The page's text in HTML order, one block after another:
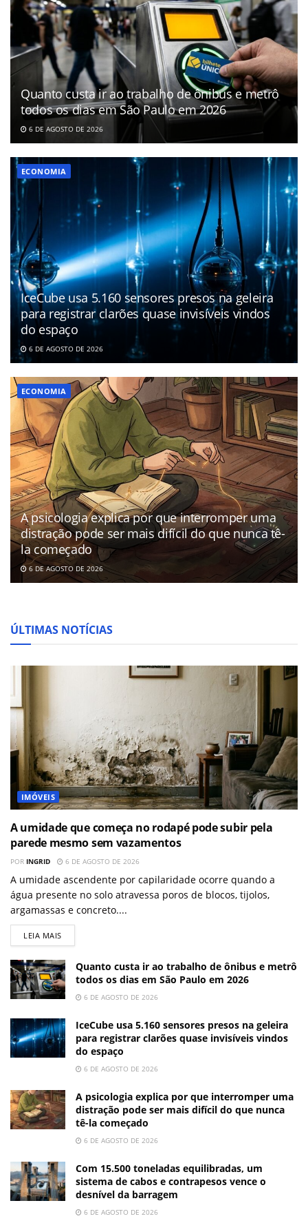
Quanto custa ir ao trabalho de ônibus e metrô
todos os dias em São Paulo em 2026
6 DE AGOSTO DE 2026
ECONOMIA
IceCube usa 5.160 sensores presos na geleira
para registrar clarões quase invisíveis vindos
do espaço
6 DE AGOSTO DE 2026
ECONOMIA
A psicologia explica por que interromper uma
distração pode ser mais difícil do que nunca tê-
la começado
6 DE AGOSTO DE 2026
ÚLTIMAS NOTÍCIAS
IMÓVEIS
A umidade que começa no rodapé pode subir pela
parede mesmo sem vazamentos
POR INGRID 6 DE AGOSTO DE 2026
A umidade ascendente por capilaridade ocorre quando a
água presente no solo atravessa poros de blocos, tijolos,
argamassas e concreto....
LEIA MAIS
Quanto custa ir ao trabalho de ônibus e metrô
todos os dias em São Paulo em 2026
6 DE AGOSTO DE 2026
IceCube usa 5.160 sensores presos na geleira
para registrar clarões quase invisíveis vindos
do espaço
6 DE AGOSTO DE 2026
A psicologia explica por que interromper uma
distração pode ser mais difícil do que nunca
tê-la começado
6 DE AGOSTO DE 2026
Com 15.500 toneladas equilibradas, um
sistema de cabos e contrapesos vence o
desnível da barragem
6 DE AGOSTO DE 2026